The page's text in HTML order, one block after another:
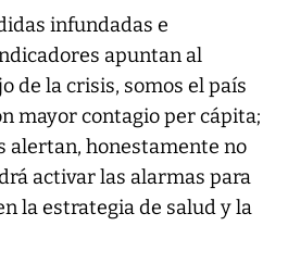
infundadas e
apuntan al
de la crisis, somos el país
mayor contagio per cápita;
alertan, honestamente no
activar las alarmas para
la estrategia de salud y la